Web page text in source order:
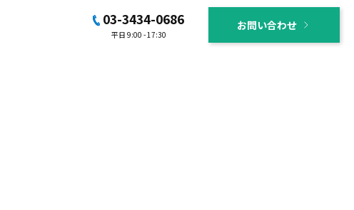
03-3434-0686
平日 9:00 - 17:30
お問い合わせ